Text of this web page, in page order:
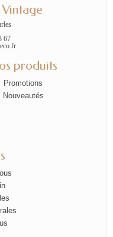
67
produits
Promotions
Nouveautés